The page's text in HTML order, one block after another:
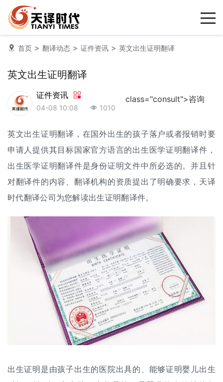
首页 > 翻译动态 > 证件资讯 > 英文出生证明翻译
英文出生证明翻译
证件资讯
04-08 10:08 1010
class="consult">咨询
英文出生证明翻译 ，在国外出生的孩子落户或者报销时要
申请人提供其目标国家官方语言的出生医学证明翻译件，
出生医学证明翻译件是身份证明文件中所必选的。并且针
对翻译件的内容、 翻译机构的资质提出了明确要求，天译
时代翻译公司为您解读出生证明翻译件。
出生证明是由孩子出生的医院出具的、能够证明婴儿出生